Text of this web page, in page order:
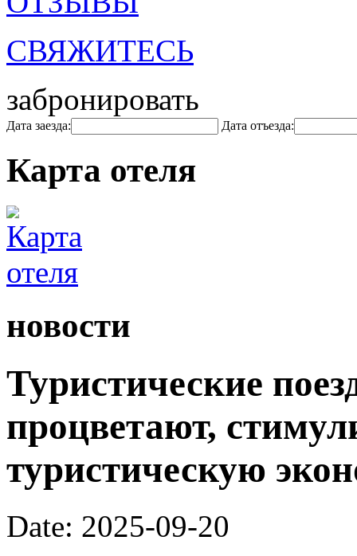
СВЯЖИТЕСЬ
забронировать
Дата заезда: Дата отъезда:
Карта отеля
новости
Туристические
процветают,
туристическую
Date: 2025-09-20